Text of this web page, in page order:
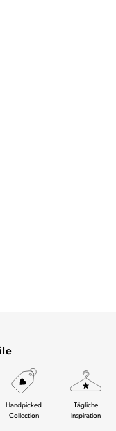
Handpicked
Collection
Tägliche
Inspiration